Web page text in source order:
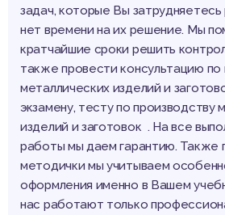
задач, которые Вы
нет времени на их решение. Мы
кратчайшие сроки решить
также провести консультацию по
металлических изделий и
экзамену, тесту по производству
изделий и заготовок . На все
работы мы даем гарантию. Также
методички мы учитываем
оформления именно в Вашем
нас работают только